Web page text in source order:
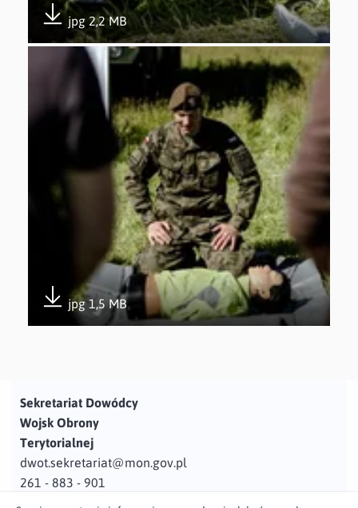
jpg 2,2 MB
Pobierz załącznik
Otwórz załącznik 5. edycja Trenuj z Wojskiem w Gdyni
jpg 1,5 MB
Pobierz załącznik
Sekretariat Dowódcy
Wojsk Obrony
Terytorialnej
dwot.sekretariat@mon.gov.pl
261 - 883 - 901